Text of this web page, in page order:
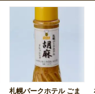
札幌パークホテル ごま